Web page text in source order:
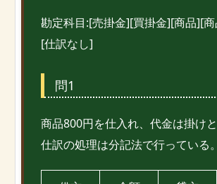
勘定科目:[売掛金][買掛金][商品][
[仕訳なし]
問1
商品800円を仕入れ、代金は掛け
仕訳の処理は分記法で行っている。